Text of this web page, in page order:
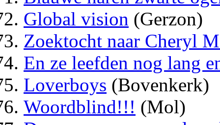
Global vision (Gerzon)
Zoektocht naar Cheryl
En ze leefden nog lang
Loverboys (Bovenkerk)
Woordblind!!! (Mol)